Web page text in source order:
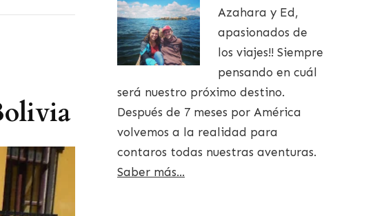
Azahara y Ed,
apasionados de
los viajes!! Siempre
pensando en cuál
será nuestro próximo destino.
Después de 7 meses por América
volvemos a la realidad para
contaros todas nuestras aventuras.
Saber más...